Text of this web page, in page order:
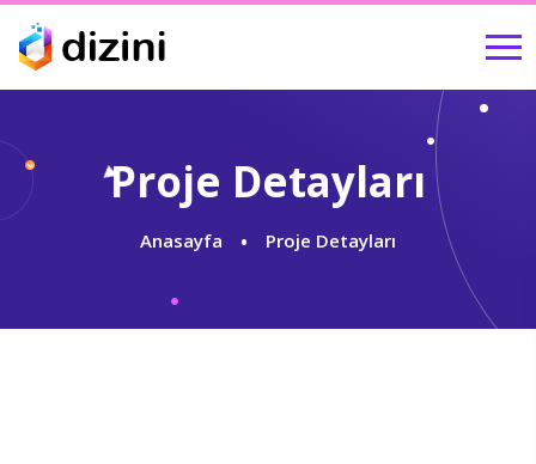
Proje Detayları
Anasayfa Proje Detayları